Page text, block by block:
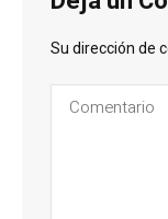
Su dirección de